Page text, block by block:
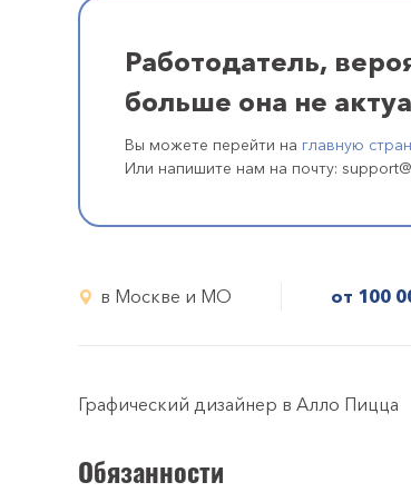
Работодатель,
больше она не
Вы можете перейти на главную
Или напишите нам на почту:
в Москве и МО от 100
Графический дизайнер в Алло Пицца
Обязанности